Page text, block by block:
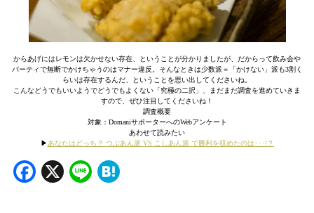
からあげにはレモンは欠かせない存在、ということが分かりましたが、だからって飲み会や
パーティで無断でかけちゃうのはマナー違反。そんなときは少数派＝「かけない」派も3割く
らいは存在するんだ、ということを思い出してくださいね。
こんなどうでもいいようでどうでもよくない「究極の二択」、まだまだ調査を進めていきま
すので、ぜひ注目してくださいね！
調査概要
対象：DomaniサポーターへのWebアンケート
あわせて読みたい
▶︎あなたはどっち？ つぶあん派 VS こしあん派 で勝利を収めたのは･･･!？
Facebook
X Line